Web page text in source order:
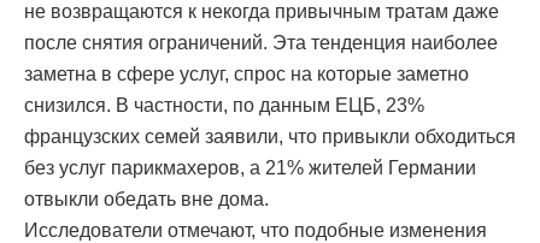
не возвращаются к некогда привычным тратам даже
после снятия ограничений. Эта тенденция наиболее
заметна в сфере услуг, спрос на которые заметно
снизился. В частности, по данным ЕЦБ, 23%
французских семей заявили, что привыкли обходиться
без услуг парикмахеров, а 21% жителей Германии
отвыкли обедать вне дома.
Исследователи отмечают, что подобные изменения